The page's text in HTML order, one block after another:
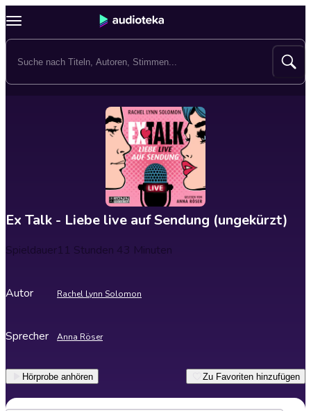
Ex Talk - Liebe live auf Sendung (ungekürzt)
Spieldauer11 Stunden 43 Minuten
Autor Rachel Lynn Solomon
Sprecher Anna Röser
Hörprobe anhören Zu Favoriten hinzufügen